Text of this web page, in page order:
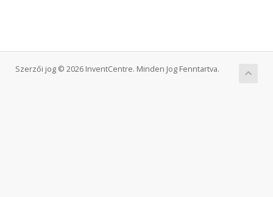
Szerzői jog © 2026 InventCentre. Minden Jog Fenntartva.